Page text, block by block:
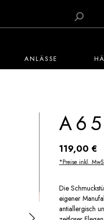
ANLÄSSE
Regulärer Preis:
119,00 €
*Preise inkl.
Die
eigener
antiallergisch